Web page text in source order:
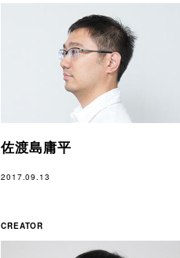
佐渡島庸平
2017.09.13
CREATOR